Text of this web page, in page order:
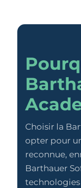
Choisir la
opter pour
reconnue,
Barthauer